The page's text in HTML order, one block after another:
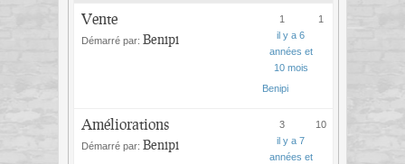
Vente
Démarré par: Benipi
1
1
il y a 6
années et
10 mois
Benipi
Améliorations
Démarré par: Benipi
3
10
il y a 7
années et